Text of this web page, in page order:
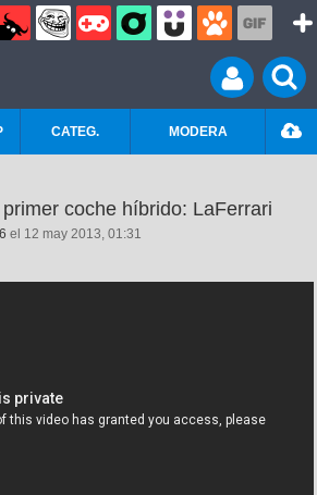
CATEG. MODERA
coche híbrido: LaFerrari
el 12 may 2013, 01:31